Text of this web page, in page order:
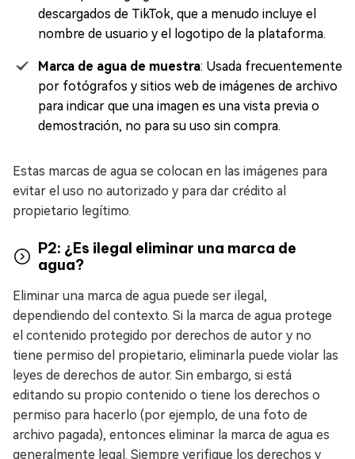
descargados de TikTok, que a menudo incluye el
nombre de usuario y el logotipo de la plataforma.
Marca de agua de muestra: Usada frecuentemente
por fotógrafos y sitios web de imágenes de archivo
para indicar que una imagen es una vista previa o
demostración, no para su uso sin compra.
Estas marcas de agua se colocan en las imágenes para
evitar el uso no autorizado y para dar crédito al
propietario legítimo.
P2: ¿Es ilegal eliminar una marca de
agua?
Eliminar una marca de agua puede ser ilegal,
dependiendo del contexto. Si la marca de agua protege
el contenido protegido por derechos de autor y no
tiene permiso del propietario, eliminarla puede violar las
leyes de derechos de autor. Sin embargo, si está
editando su propio contenido o tiene los derechos o
permiso para hacerlo (por ejemplo, de una foto de
archivo pagada), entonces eliminar la marca de agua es
generalmente legal. Siempre verifique los derechos y